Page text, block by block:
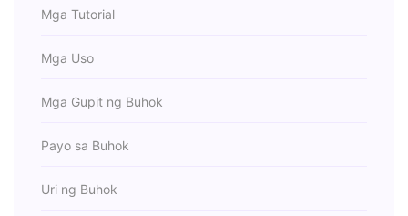
Mga Tutorial
Mga Uso
Mga Gupit ng Buhok
Payo sa Buhok
Uri ng Buhok